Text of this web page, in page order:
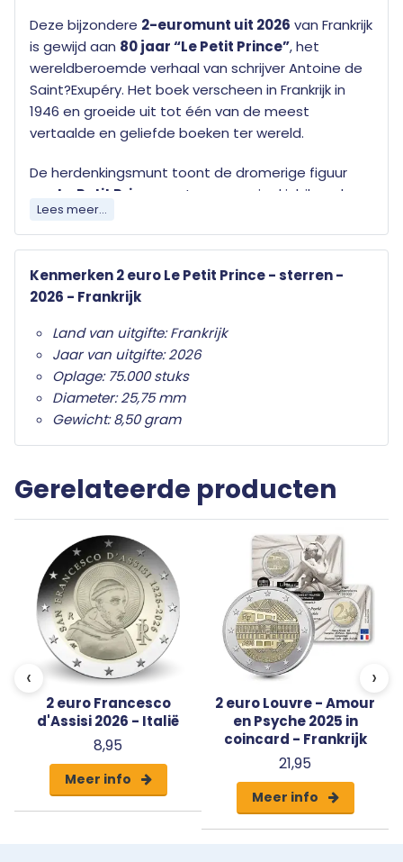
Deze bijzondere 2-euromunt uit 2026 van Frankrijk
is gewijd aan 80 jaar “Le Petit Prince”, het
wereldberoemde verhaal van schrijverAntoine de
Saint?Exupéry. Het boek verscheen in Frankrijk in
1946 en groeide uit tot één van de meest
vertaalde en geliefde boeken ter wereld.
De herdenkingsmunt toont de dromerige figuur
Le Petit Prince
met een speciaal jubileumlogo
dat verwijst naar het 80-jarig bestaan van dit
iconische verhaal. De munt wordt uitgegeven in
gepresenteerd in een fraaiecoincard.
Lees meer...
Kenmerken 2 euro Le Petit Prince - sterren -
2026 - Frankrijk
Land van uitgifte: Frankrijk
Jaar van uitgifte: 2026
Oplage: 75.000 stuks
Diameter: 25,75 mm
Gewicht: 8,50 gram
Gerelateerde producten
‹
2 euro Francesco
d'Assisi 2026 - Italië
8,95
Meer info
2 euro Louvre - Amour
en Psyche 2025 in
coincard - Frankrijk
21,95
Meer info
›